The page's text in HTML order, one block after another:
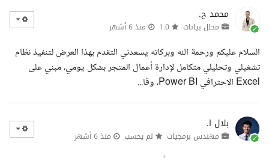
محمد ح.
محلل بيانات منذ 6 أشهر
السلام عليكم ورحمة الله وبركاته يسعدني التقدم بهذا العرض لتنفيذ نظام
تشغيلي وتحليلي متكامل لإدارة أعمال المتجر بشكل يومي، مبني على
Excel الاحترافي Power BI، وقا...
بلال ا.
مهندس برمجيات لم يحسب منذ 6 أشهر